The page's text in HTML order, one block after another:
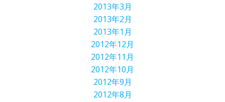
2013年3月
2013年2月
2013年1月
2012年12月
2012年11月
2012年10月
2012年9月
2012年8月